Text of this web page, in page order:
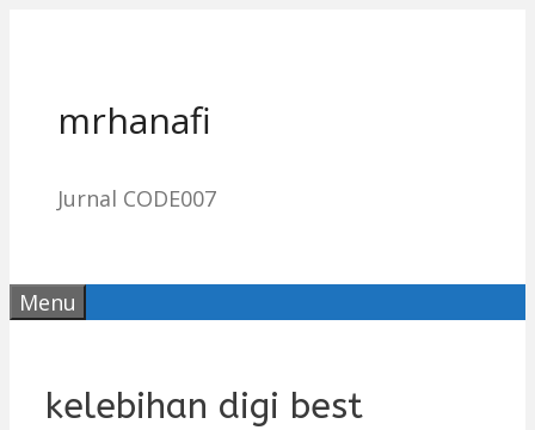
mrhanafi
Jurnal CODE007
Menu
kelebihan digi best